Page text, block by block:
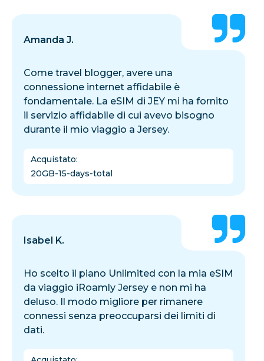
Amanda J.
Come travel blogger, avere una
connessione internet affidabile è
fondamentale. La eSIM di JEY mi ha fornito
il servizio affidabile di cui avevo bisogno
durante il mio viaggio a Jersey.
Acquistato:
20GB-15-days-total
Isabel K.
Ho scelto il piano Unlimited con la mia eSIM
da viaggio iRoamly Jersey e non mi ha
deluso. Il modo migliore per rimanere
connessi senza preoccuparsi dei limiti di
dati.